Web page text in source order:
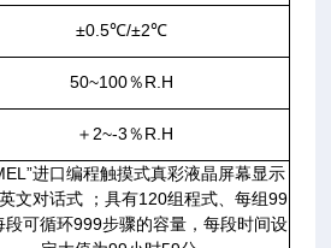
±0.5℃/±2℃
50~100％R.H
＋2~-3％R.H
进口编程触摸式真彩液晶屏幕显示
文对话式 ；具有120组程式、每组99
段可循环999步骤的容量，每段时间设